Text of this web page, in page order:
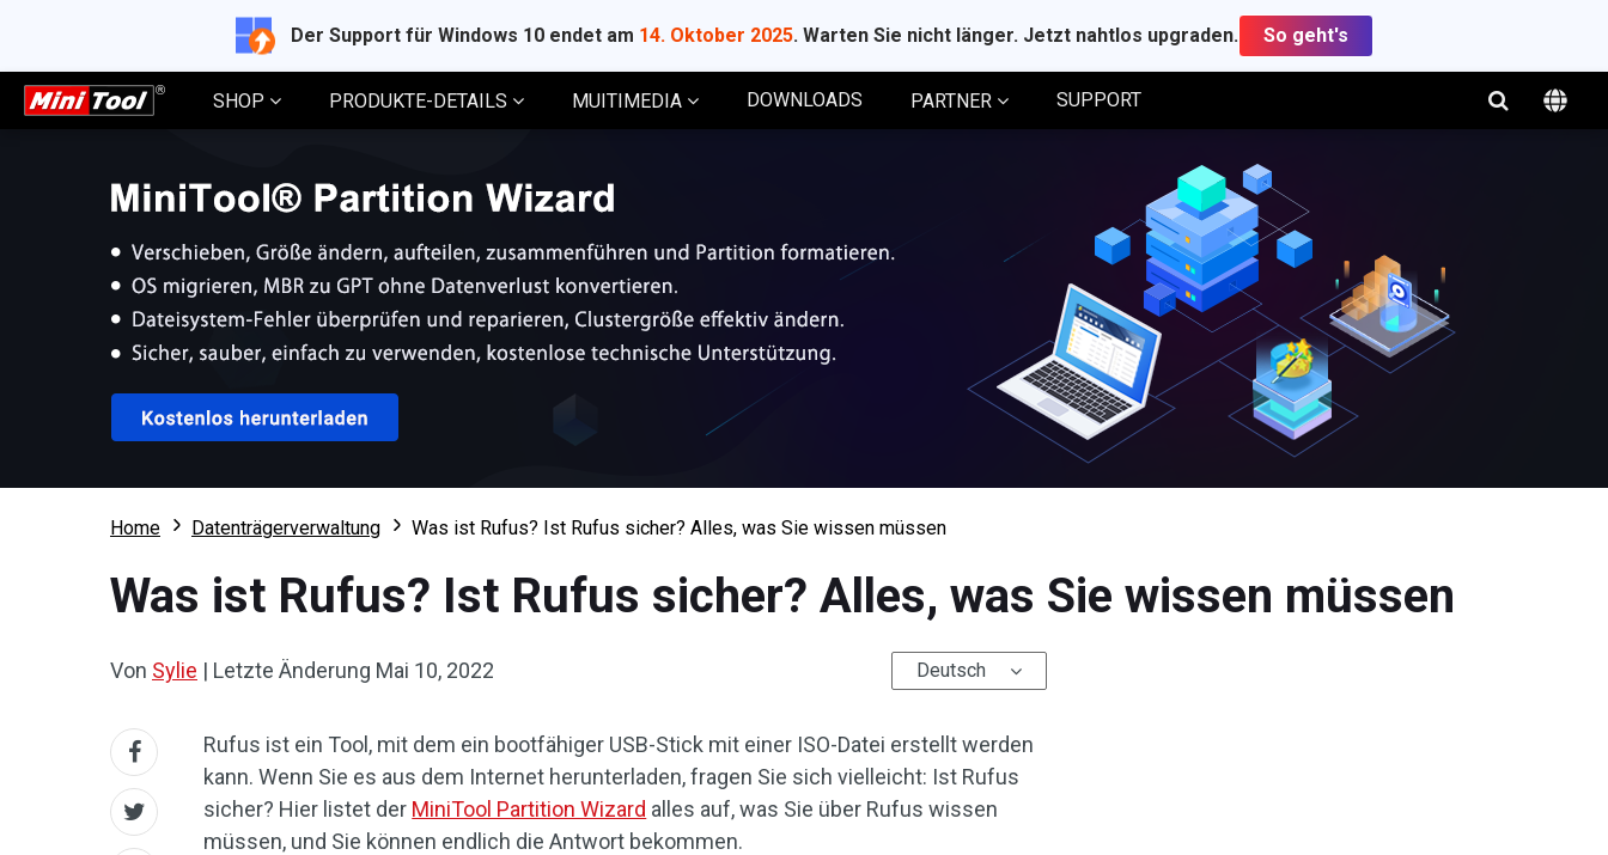
Der Support für Windows 10 endet am 14. Oktober 2025. Warten Sie nicht länger. Jetzt nahtlos upgraden. So geht's
SHOP PRODUKTE-DETAILS MUITIMEDIA DOWNLOADS PARTNER SUPPORT
Home Datenträgerverwaltung Was ist Rufus? Ist Rufus sicher? Alles, was Sie wissen müssen
Was ist Rufus? Ist Rufus sicher? Alles, was Sie wissen müssen
Von Sylie | Letzte Änderung Mai 10, 2022 Deutsch
Rufus ist ein Tool, mit dem ein bootfähiger USB-Stick mit einer ISO-Datei erstellt werden
kann. Wenn Sie es aus dem Internet herunterladen, fragen Sie sich vielleicht: Ist Rufus
sicher? Hier listet der MiniTool Partition Wizard alles auf, was Sie über Rufus wissen
müssen, und Sie können endlich die Antwort bekommen.